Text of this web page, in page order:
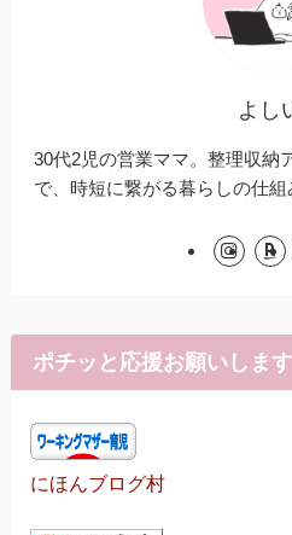
よし
30代2児の営業ママ。整理収納
で、時短に繋がる暮らしの仕組
ポチッと応援お願いします
にほんブログ村